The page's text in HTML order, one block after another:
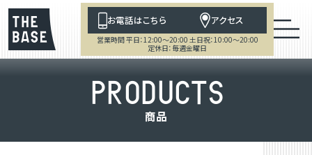
お電話はこちら アクセス
営業時間 平日：12:00～20:00 土日祝：10:00～20:00
定休日：毎週金曜日
PRODUCTS
商品